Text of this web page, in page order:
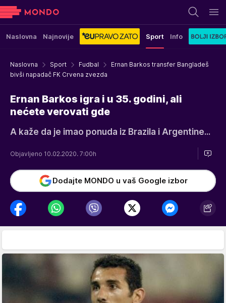
Naslovna Najnovije Sport Info
Naslovna Sport Fudbal
Ernan Barkos transfer Bangladeš
bivši napadač FK Crvena zvezda
Ernan Barkos igra i u 35. godini, ali
nećete verovati gde
A kaže da je imao ponuda iz Brazila i Argentine...
Objavljeno 10.02.2020. 7:00h
Dodajte MONDO u vaš Google izbor